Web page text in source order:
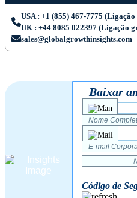
USA : +1 (855) 467-7775
UK : +44 8085 022397 (Ligação
sales@globalgrowthinsights.com
Baixar
Código de